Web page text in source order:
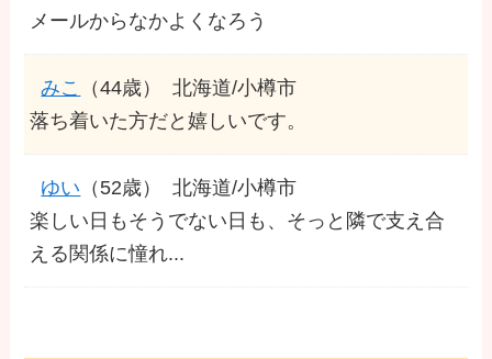
メールからなかよくなろう
みこ （44歳）
北海道/小樽市
落ち着いた方だと嬉しいです。
ゆい （52歳）
北海道/小樽市
楽しい日もそうでない日も、そっと隣で支え合
える関係に憧れ...